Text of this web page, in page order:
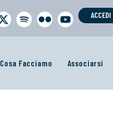
ACCEDI
Cosa Facciamo Associarsi